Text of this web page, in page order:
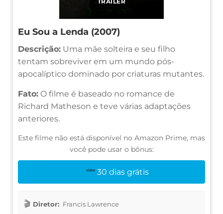
Eu Sou a Lenda (2007)
Descrição: Uma mãe solteira e seu filho
tentam sobreviver em um mundo pós-
apocalíptico dominado por criaturas mutantes.
Fato: O filme é baseado no romance de
Richard Matheson e teve várias adaptações
anteriores.
Este filme não está disponível no Amazon Prime, mas
você pode usar o bônus:
30 dias grátis
Diretor: Francis Lawrence